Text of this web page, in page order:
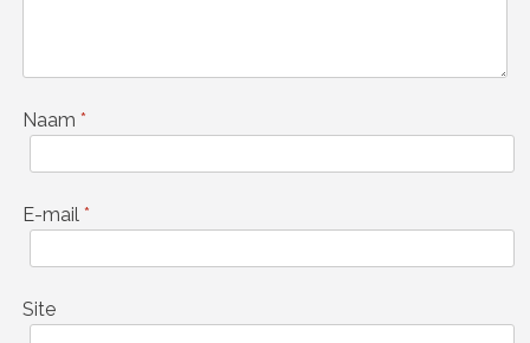
Naam *
E-mail *
Site